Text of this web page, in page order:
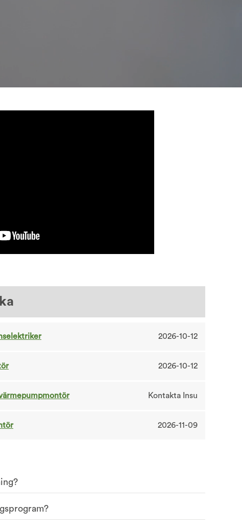
2026-10-12
2026-10-12
Kontakta Insu
2026-11-09